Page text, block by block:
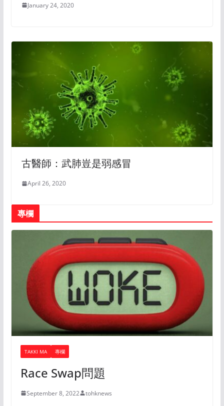
January 24, 2020
古醫師：武肺豈是弱感冒
April 26, 2020
專欄
TAKKI MA 專欄
Race Swap問題
September 8, 2022 tohknews